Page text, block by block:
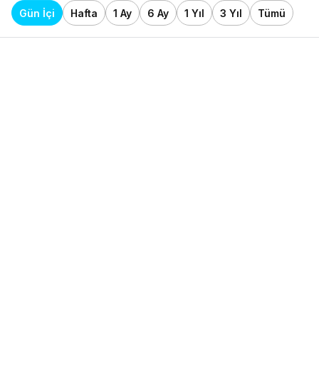
Gün İçi Hafta 1 Ay 6 Ay 1 Yıl 3 Yıl Tümü